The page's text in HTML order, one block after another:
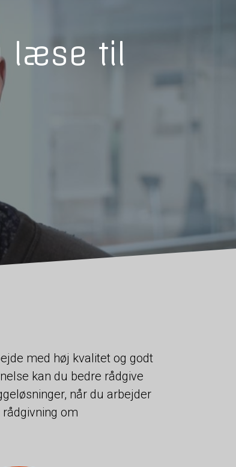
læse til
med høj kvalitet og godt
kan du bedre rådgive
når du arbejder
om